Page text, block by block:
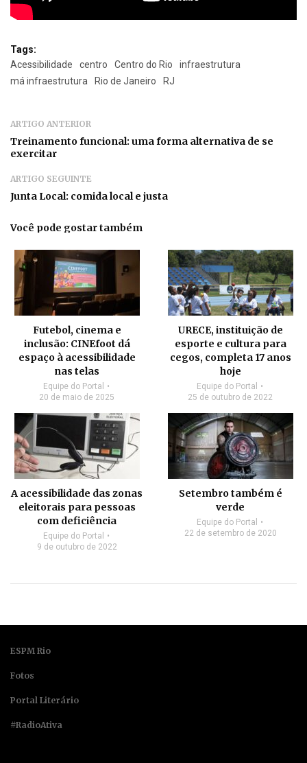
Tags:
Acessibilidade
centro Centro do Rio
infraestrutura
má infraestrutura
Rio de Janeiro RJ
ARTIGO ANTERIOR
Treinamento funcional: uma forma alternativa de se
exercitar
ARTIGO SEGUINTE
Junta Local: comida local e justa
Você pode gostar também
Futebol, cinema e
inclusão: CINEfoot dá
espaço à acessibilidade
nas telas
Equipe do Portal
20 de maio de 2025
URECE, instituição de
esporte e cultura para
cegos, completa 17 anos
hoje
Equipe do Portal
25 de outubro de 2022
A acessibilidade das zonas
eleitorais para pessoas
com deficiência
Equipe do Portal
9 de outubro de 2022
Setembro também é
verde
Equipe do Portal
22 de setembro de 2020
ESPM Rio
Fotos
Portal Literário
#RadioAtiva